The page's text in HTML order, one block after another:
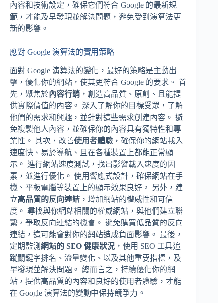
內容和技術設定，確保它們符合 Google 的最新規
範，才能及早發現並解決問題，避免受到演算法更
新的影響。
應對 Google 演算法的實用策略
面對 Google 演算法的變化，最好的策略是主動出
擊，優化你的網站，使其更符合 Google 的要求。 首
先，聚焦於內容行銷 ，創造高品質、原創、且能提
供實際價值的內容。 深入了解你的目標受眾，了解
他們的需求和興趣，並針對這些需求創建內容。 避
免複製他人內容，並確保你的內容具有獨特性和專
業性。 其次，改善使用者體驗 ，確保你的網站載入
速度快、易於導航、且在各種裝置上都能正常顯
示。 進行網站速度測試，找出影響載入速度的因
素，並進行優化。 使用響應式設計，確保網站在手
機、平板電腦等裝置上的顯示效果良好。 另外，建
立高品質的反向連結 ，增加網站的權威性和可信
度。 尋找與你網站相關的權威網站，與他們建立聯
繫，爭取反向連結的機會。 避免購買低品質的反向
連結，這可能會對你的網站造成負面影響。 最後，
定期監測 網站的 SEO 健康狀況 ，使用 SEO 工具追
蹤關鍵字排名、流量變化、以及其他重要指標，及
早發現並解決問題。 總而言之，持續優化你的網
站，提供高品質的內容和良好的使用者體驗，才能
在 Google 演算法的變動中保持競爭力。